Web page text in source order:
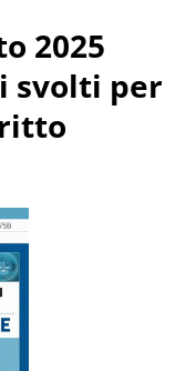
2025
svolti per